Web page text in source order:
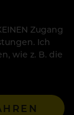
Zugang
Ich
wie z. B. die